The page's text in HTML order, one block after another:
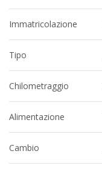
Immatricolazione
Tipo
Chilometraggio
Alimentazione
Cambio